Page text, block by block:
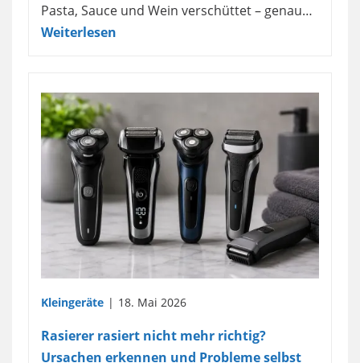
Pasta, Sauce und Wein verschüttet – genau…
Weiterlesen
Kleingeräte 18. Mai 2026
Rasierer rasiert nicht mehr richtig?
Ursachen erkennen und Probleme selbst